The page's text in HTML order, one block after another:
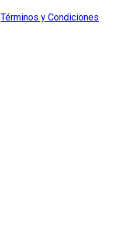
Términos y Condiciones